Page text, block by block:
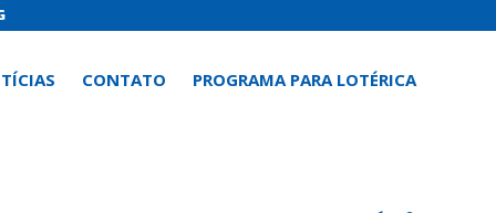
CONTATO PROGRAMA PARA LOTÉRICA